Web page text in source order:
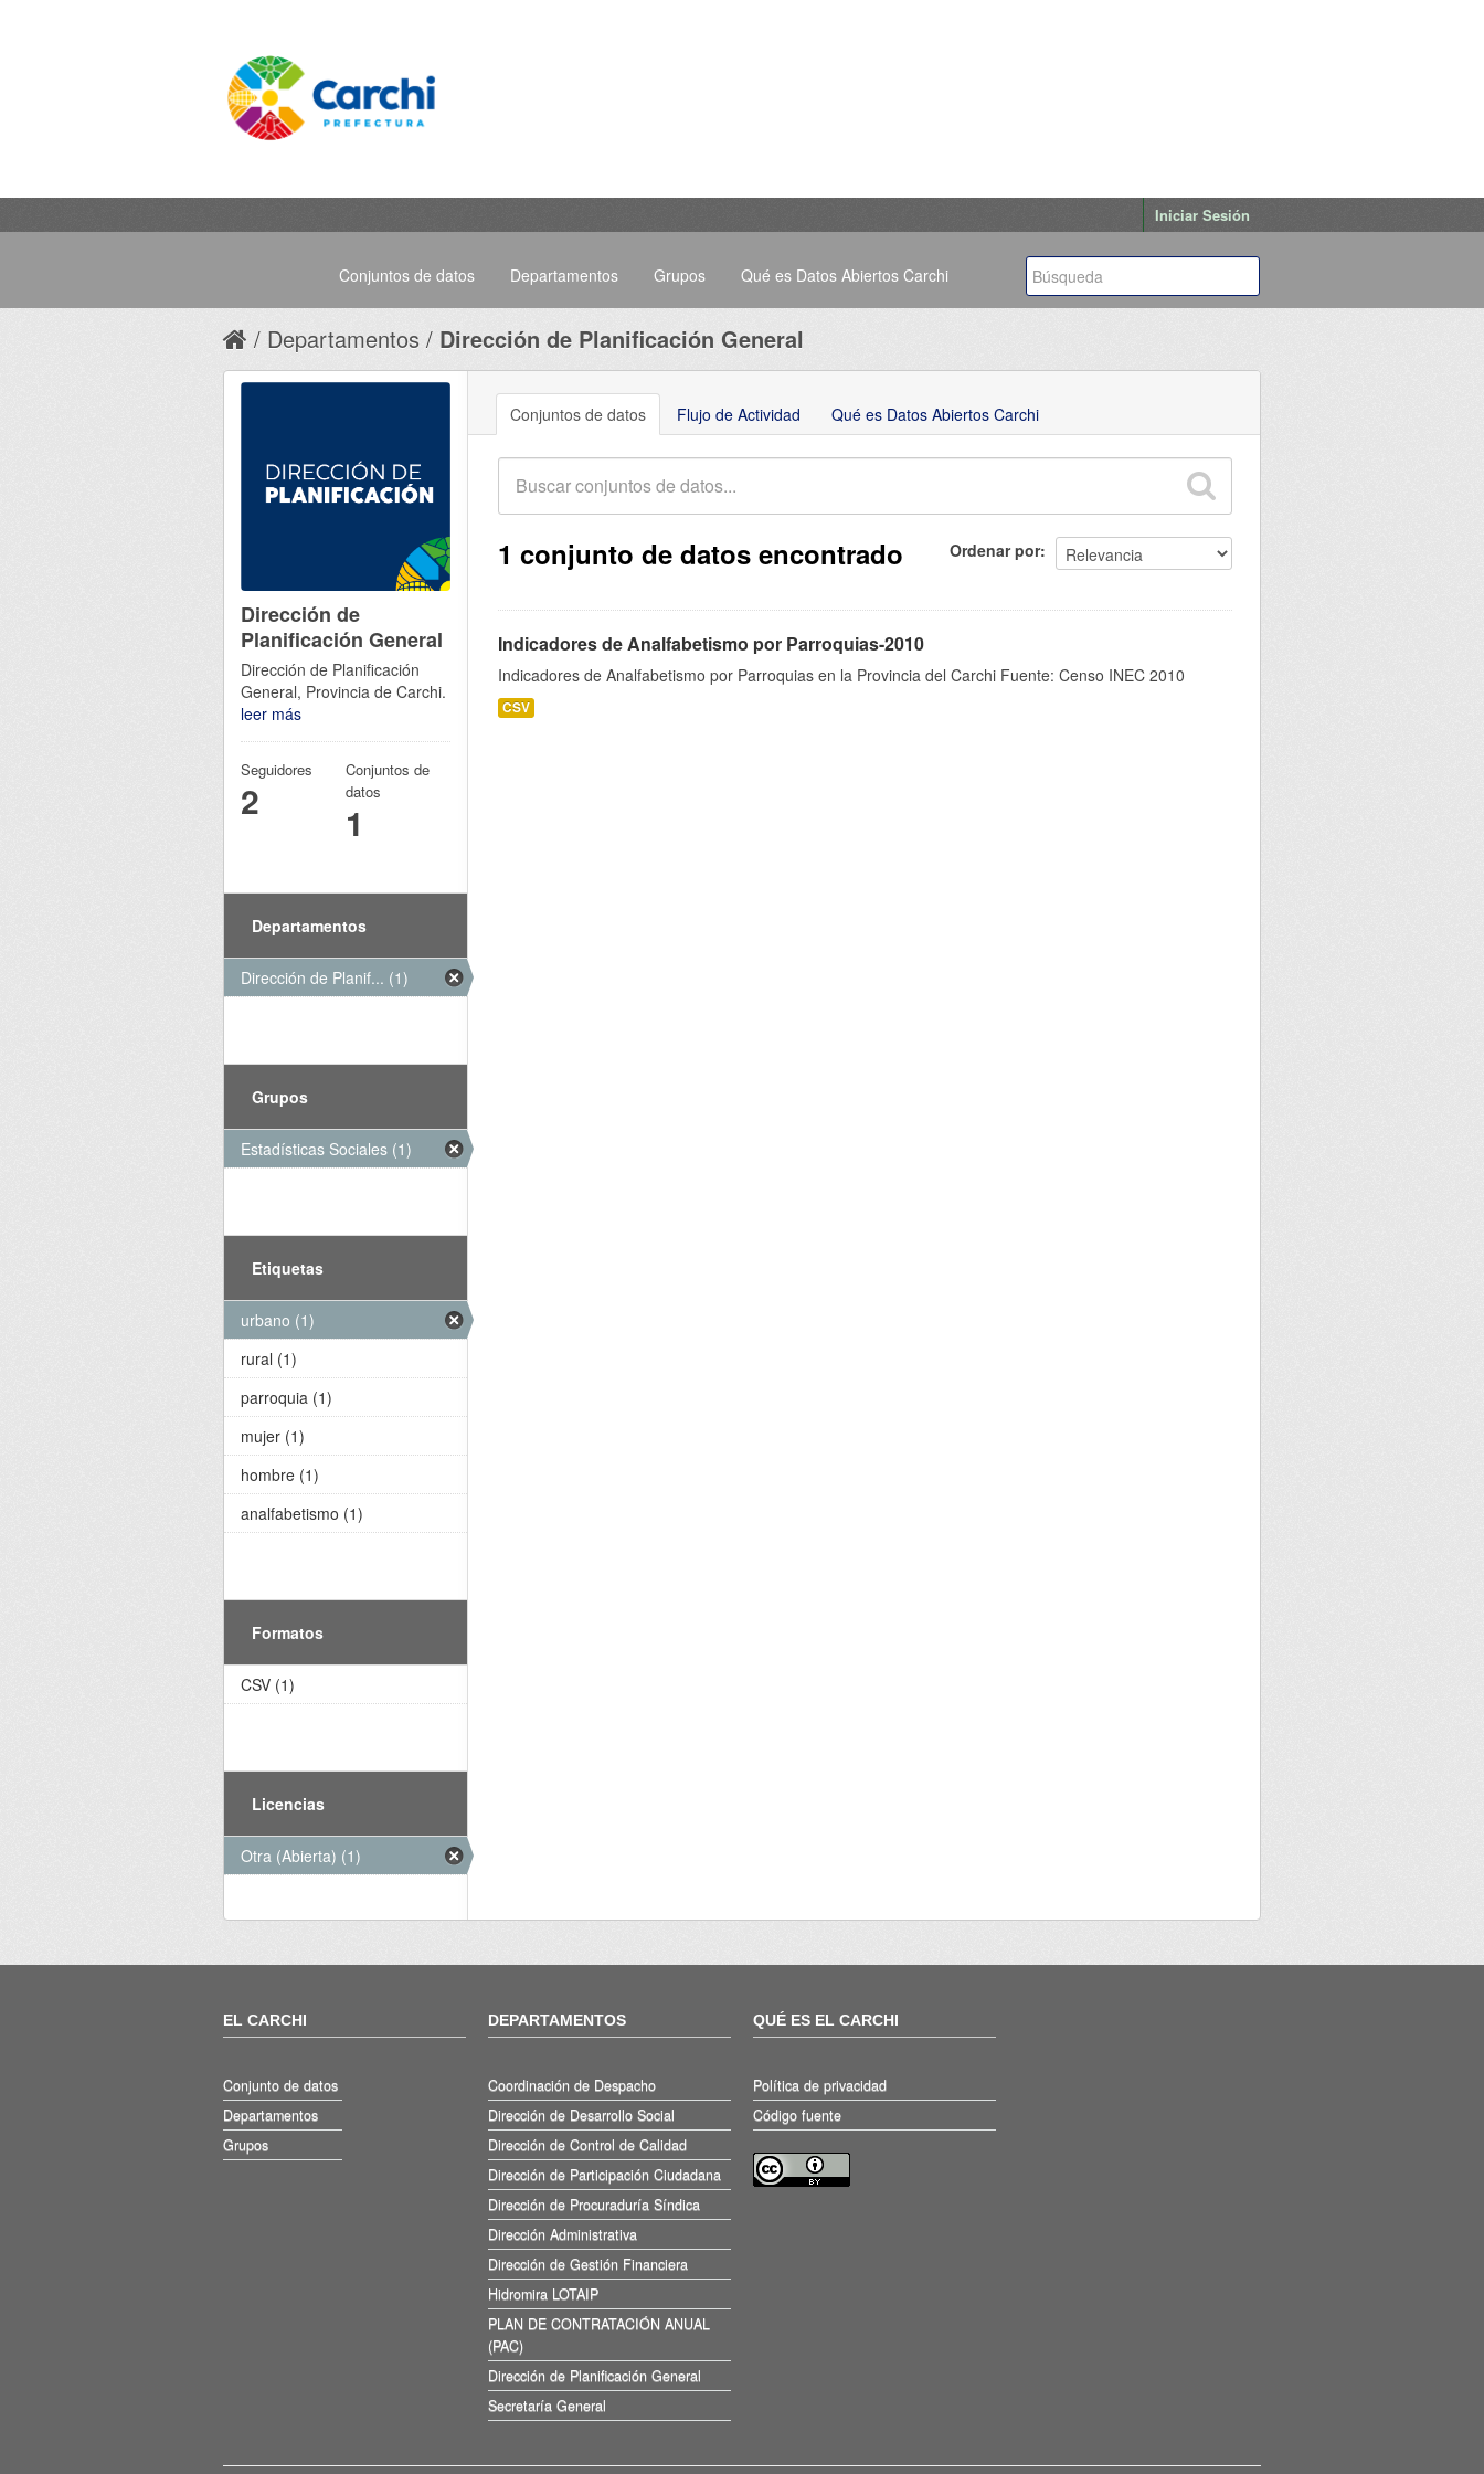
Iniciar Sesión
Conjuntos de datos Departamentos Grupos Qué es Datos Abiertos Carchi
Departamentos Dirección de Planificación General
Conjuntos de datos Flujo de Actividad Qué es Datos Abiertos Carchi
Ordenar por
1 conjunto de datos encontrado
Indicadores de Analfabetismo por Parroquias-2010
Indicadores de Analfabetismo por Parroquias en la Provincia del Carchi Fuente: Censo INEC 2010
CSV
Dirección de
Planificación General
Dirección de Planificación
General, Provincia de Carchi.
leer más
Seguidores
2
Conjuntos de
datos
1
Departamentos
Dirección de Planif... (1)
Grupos
Estadísticas Sociales (1)
Etiquetas
urbano (1)
rural (1)
parroquia (1)
mujer (1)
hombre (1)
analfabetismo (1)
Formatos
CSV (1)
Licencias
Otra (Abierta) (1)
EL CARCHI
Conjunto de datos
Departamentos
Grupos
DEPARTAMENTOS
Coordinación de Despacho
Dirección de Desarrollo Social
Dirección de Control de Calidad
Dirección de Participación Ciudadana
Dirección de Procuraduría Síndica
Dirección Administrativa
Dirección de Gestión Financiera
Hidromira LOTAIP
PLAN DE CONTRATACIÓN ANUAL
(PAC)
Dirección de Planificación General
Secretaría General
QUÉ ES EL CARCHI
Política de privacidad
Código fuente